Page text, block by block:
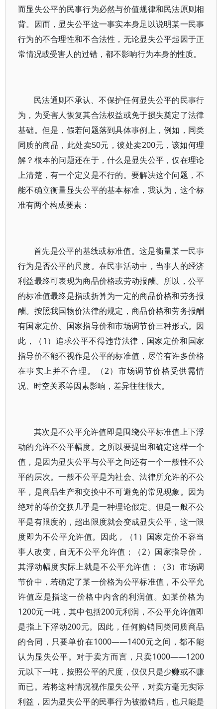
而显失公平的民事行为必然与价值规律和民法原则相
背。因而，显失公平这一事实本身足以说明某一民事
行为的不合理性和不合法性，无论显失公平起因于正
常情况或受害人的过错，都不影响行为本身的性质。
民法通则不承认、不保护任何显失公平的民事行
为，为受害人恢复其合法权益或免于损失奠定了法律
基础。但是，假若问题落到具体事例上，例如，同类
同质的商品，此处卖50元，彼处卖200元，该如何理
解？根本的问题还在于，什么是显失公平，仅在理论
上清楚，有一个定义是不行的。要解决这个问题，不
能不确立衡量显失公平的基本标准，我认为，这个标
准有两个构成要素：
首先是公平的基线或标准值。这是衡量某一民事
行为是否公平的尺度。在民事活动中，当事人的经济
利益最终可表现为商品价格或劳动报酬。所以，公平
的标准值最终是指或折算为一定的商品价格和劳务报
酬。按照我国物价法律的规定，商品价格和劳务报酬
有国家定价、国家指导价和市场调节价三种形式。因
此，（1）追求公平不得违背法律，国家定价和国家
指导价不能不视作是公平的标准值，尽管有许多价格
在事实上并不合理。（2）市场调节价格受供需情
况、时空关系等因素影响，差异往往很大。
其次是不公平允许值即是围绕公平标准值上下浮
动的允许不公平幅度。之所以要提出和确定这样一个
值，是因为显失公平与公平之间还有一个一般性不公
平的层次。一般不公平是为社会、法律所允许的不公
平，是商品生产和交换中不可避免的常见现象。因为
绝对的等价交换几乎是一种理论假定。但是一般不公
平是有限度的，超出限度就会变成显失公平，这一限
度即为不公平允许值。因此，（1）国家定价不容当
事人改变，自无不公平允许值；（2）国家指导价，
其浮动幅度实际上就是不公平允许值；（3）市场调
节价中，若确定了某一价格为公平标准值，不公平允
许值应是指这一价格中内含的利润值。如某价格为
1200元一吨，其中包括200元利润，不公平允许值即
是指上下浮动200元。因此，任何购销同类同质商品
的合同，只要单价在1000——1400元之间，都不能
认为显失公平。对于卖方而言，只卖1000——1200
元以下一吨，按照公平的尺度，仅仅只是少赚或不赚
而已。若将这种情况视作显失公平，对卖方毫无实际
利益，因为显失公平的民事行为被撤销后，也只能是